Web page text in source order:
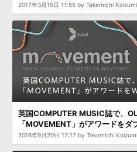
2017年3月15日 11:55 by Takamichi Koizumi
英国COMPUTER MUSIC誌で、
「MOVEMENT」がアワードをダ
2016年9月20日 17:17 by Takamichi Koizumi